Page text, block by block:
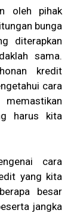
oleh pihak
bunga
diterapkan
sama.
kredit
cara
harus kita
cara
yang kita
besar
jangka